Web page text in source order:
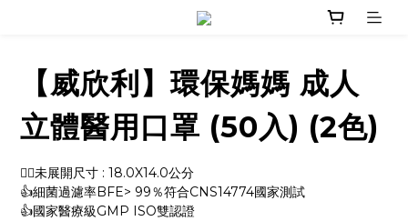
【威欣利】環保媽媽 成人
立體醫用口罩 (50入) (2色)
👉🏻未展開尺寸 : 18.0X14.0公分
👍細菌過濾率BFE> 99％符合CNS14774國家測試
👍國家醫療級GMP ISO雙認證